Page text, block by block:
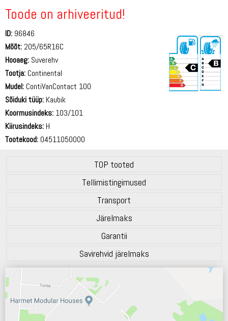
Toode on arhiveeritud!
ID: 96846
Mõõt: 205/65R16C
Hooaeg: Suverehv
Tootja: Continental
Mudel: ContiVanContact 100
Sõiduki tüüp: Kaubik
Koormusindeks: 103/101
Kiirusindeks: H
Tootekood: 04511050000
TOP tooted
Tellimistingimused
Transport
Järelmaks
Garantii
Savirehvid järelmaks